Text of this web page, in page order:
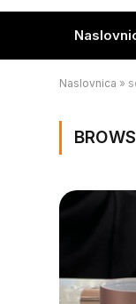
Naslovnica »